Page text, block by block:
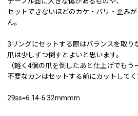
セットできないほどのカケ・バリ・歪み
ん。
3リングにセットする際はバランスを取り
爪は少しずつ倒すとよいと思います。
（軽く4個の爪を倒したあと仕上げでもう
不要なカンはセットする前にカットして
29ss=6.14-6.32mmmm